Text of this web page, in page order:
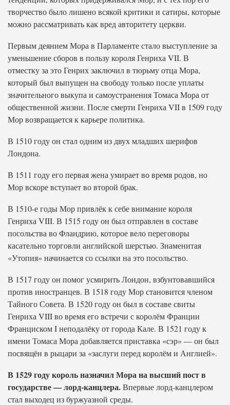
творчество было лишено всякой критики и сатиры, которые
можно рассматривать как вред авторитету церкви.
Первым деянием Мора в Парламенте стало выступление за
уменьшение сборов в пользу короля Генриха VII. В
отместку за это Генрих заключил в тюрьму отца Мора,
который был выпущен на свободу только после уплаты
значительного выкупа и самоустранения Томаса Мора от
общественной жизни. После смерти Генриха VII в 1509 году
Мор возвращается к карьере политика.
В 1510 году он стал одним из двух младших шерифов
Лондона.
В 1511 году его первая жена умирает во время родов, но
Мор вскоре вступает во второй брак.
В 1510-е годы Мор привлёк к себе внимание короля
Генриха VIII. В 1515 году он был отправлен в составе
посольства во Фландрию, которое вело переговоры
касательно торговли английской шерстью. Знаменитая
«Утопия» начинается со ссылки на это посольство.
В 1517 году он помог усмирить Лондон, взбунтовавшийся
против иностранцев. В 1518 году Мор становится членом
Тайного Совета. В 1520 году он был в составе свиты
Генриха VIII во время его встречи с королём Франции
Франциском I неподалёку от города Кале. В 1521 году к
имени Томаса Мора добавляется приставка «сэр» — он был
посвящён в рыцари за «заслуги перед королём и Англией».
В 1529 году король назначил Мора на высший пост в
государстве — лорд-канцлера.Впервые лорд-канцлером
стал выходец из буржуазной среды.